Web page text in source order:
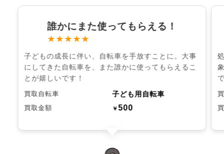
誰かにまた使ってもらえる！
★★★★★
子どもの成長に伴い、自転車を手放すことに。大事
にしてきた自転車を、また誰かに使ってもらえるこ
とが嬉しいです！
買取自転車 子ども用自転車
買取金額 ￥500